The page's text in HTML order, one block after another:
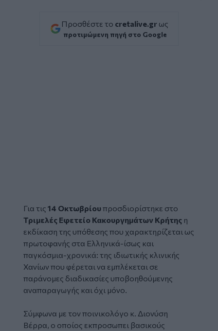
Προσθέστε το cretalive.gr ως
προτιμώμενη πηγή στο Google
Για τις 14 Οκτωβρίουπροσδιορίστηκε στο
Τριμελές Εφετείο Κακουργημάτων Κρήτης η
εκδίκαση της υπόθεσης που χαρακτηρίζεται ως
πρωτοφανής στα Ελληνικά-ίσως και
παγκόσμια-χρονικά: της ιδιωτικής κλινικής
Χανίων που φέρεται να εμπλέκεται σε
παράνομες διαδικασίες υποβοηθούμενης
αναπαραγωγής και όχι μόνο.
Σύμφωνα με τον ποινικολόγο κ. Διονύση
Βέρρα, ο οποίος εκπροσωπει βασικούς